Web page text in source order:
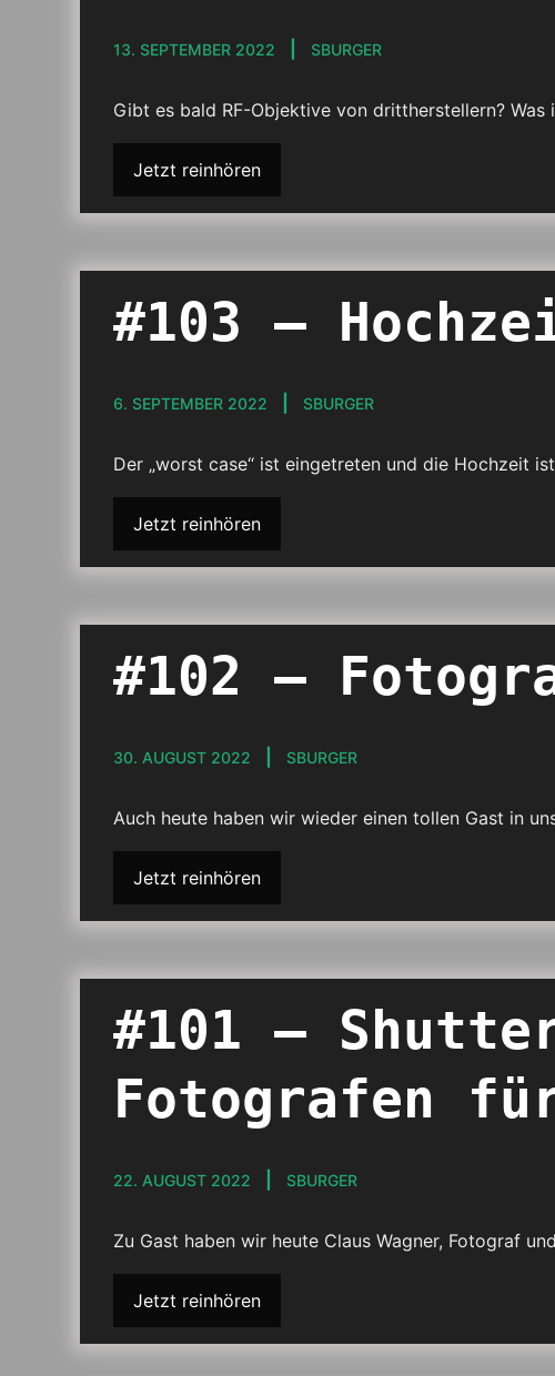
13. SEPTEMBER 2022 SBURGER
Gibt es bald RF-Objektive von drittherstellern?
Jetzt reinhören
#103 –
6. SEPTEMBER 2022 SBURGER
Der „worst case“ ist eingetreten und die Hochzeit
Jetzt reinhören
#102 –
30. AUGUST 2022 SBURGER
Auch heute haben wir wieder einen tollen Gast in
Jetzt reinhören
#101 –
Fotografen
22. AUGUST 2022 SBURGER
Zu Gast haben wir heute Claus Wagner, Fotograf
Jetzt reinhören